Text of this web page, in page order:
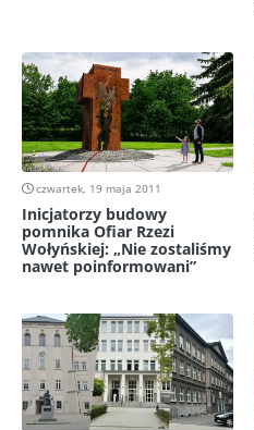
czwartek, 19 maja 2011
Inicjatorzy budowy
pomnika Ofiar Rzezi
Wołyńskiej: „Nie zostaliśmy
nawet poinformowani”